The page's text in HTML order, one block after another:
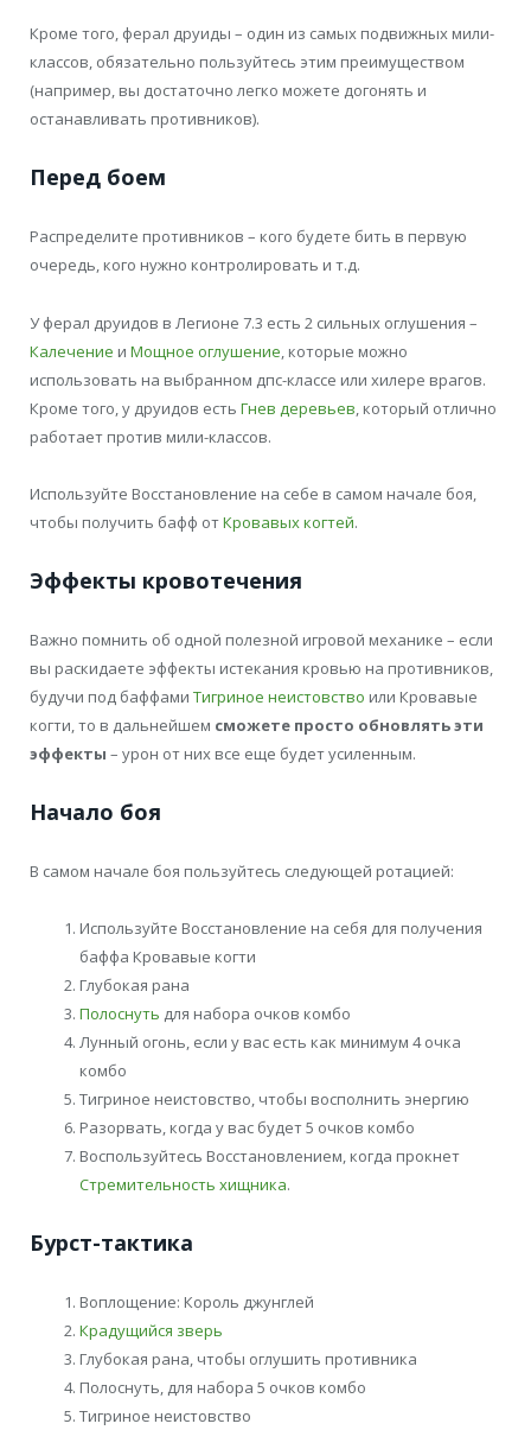
Кроме того, ферал друиды – один из самых подвижных мили-
классов, обязательно пользуйтесь этим преимуществом
(например, вы достаточно легко можете догонять и
останавливать противников).
Перед боем
Распределите противников – кого будете бить в первую
очередь, кого нужно контролировать и т.д.
У ферал друидов в Легионе 7.3 есть 2 сильных оглушения –
Калечение и Мощное оглушение, которые можно
использовать на выбранном дпс-классе или хилере врагов.
Кроме того, у друидов есть Гнев деревьев, который отлично
работает против мили-классов.
Используйте Восстановление на себе в самом начале боя,
чтобы получить бафф отКровавых когтей.
Эффекты кровотечения
Важно помнить об одной полезной игровой механике – если
вы раскидаете эффекты истекания кровью на противников,
будучи под баффами Тигриное неистовство или Кровавые
когти, то в дальнейшем сможете просто обновлять эти
эффекты – урон от них все еще будет усиленным.
Начало боя
В самом начале боя пользуйтесь следующей ротацией:
Используйте Восстановление на себя для получения
баффа Кровавые когти
Глубокая рана
Полоснуть для набора очков комбо
Лунный огонь, если у вас есть как минимум 4 очка
комбо
Тигриное неистовство, чтобы восполнить энергию
Разорвать, когда у вас будет 5 очков комбо
Воспользуйтесь Восстановлением, когда прокнет
Стремительность хищника.
Бурст-тактика
Воплощение: Король джунглей
Крадущийся зверь
Глубокая рана, чтобы оглушить противника
Полоснуть, для набора 5 очков комбо
Тигриное неистовство